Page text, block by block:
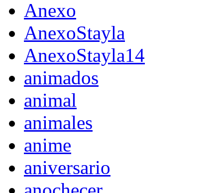
Anexo
AnexoStayla
AnexoStayla14
animados
animal
animales
anime
aniversario